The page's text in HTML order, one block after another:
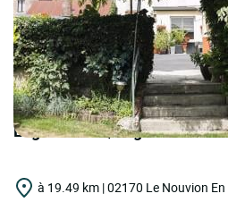
Logis Hôtels | Logis Hôtel la
à 19.49 km | 02170 Le Nouvion